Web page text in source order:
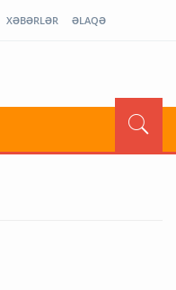
XƏBƏRLƏR ƏLAQƏ